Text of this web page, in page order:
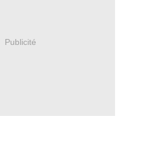
Publicité